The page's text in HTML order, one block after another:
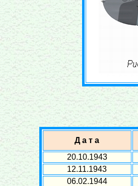
Д а т а
20.10.1943
12.11.1943
06.02.1944